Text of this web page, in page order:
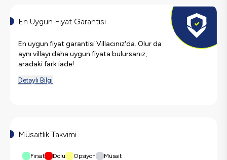
En Uygun Fiyat Garantisi
En uygun fiyat garantisi Villacınız'da. Olur da
aynı villayı daha uygun fiyata bulursanız,
aradaki fark iade!
Detaylı Bilgi
Müsaitlik Takvimi
Fırsat Dolu Opsiyon Müsait